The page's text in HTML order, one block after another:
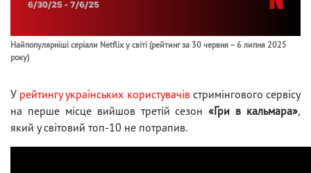
Найпопулярніші серіали Netflix у світі (рейтинг за 30 червня – 6 липня 2025
року)
У рейтингу українських користувачівстримінгового сервісу
на перше місце вийшов третій сезон«Гри в кальмара»,
який у світовий топ-10 не потрапив.